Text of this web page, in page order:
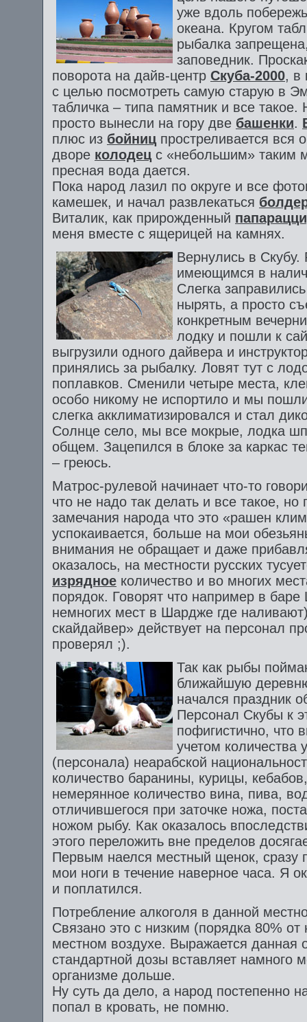
уже вдоль
океана. Кругом
рыбалка
заповедник.
поворота на дайв-центр Скуба-2000, в
с целью посмотреть самую старую в
табличка – типа памятник и все
просто вынесли на гору две башенки.
плюс из бойниц простреливается вся
дворе колодец с «небольшим» таким
пресная вода дается.
Пока народ лазил по округе и все
камешек, и начал развлекаться
Виталик, как прирожденный
меня вместе с ящерицей на камнях.
Вернулись в
имеющимся в
Слегка
нырять, а просто
конкретным
лодку и пошли к
выгрузили одного дайвера и
принялись за рыбалку. Ловят тут с
поплавков. Сменили четыре места,
особо никому не испортило и мы
слегка акклиматизировался и стал
Солнце село, мы все мокрые, лодка
общем. Зацепился в блоке за каркас
– греюсь.
Матрос-рулевой начинает что-то
что не надо так делать и все такое, но
замечания народа что это «рашен
успокаивается, больше на мои
внимания не обращает и даже
оказалось, на местности русских
изрядное количество и во многих
порядок. Говорят что например в
немногих мест в Шардже где
скайдайвер» действует на персонал
проверял ;).
Так как рыбы
ближайшую
начался праздник
Персонал Скубы к
пофигистично, что
учетом количества
(персонала) неарабской
количество баранины, курицы,
немерянное количество вина, пива,
отличившегося при заточке ножа,
ножом рыбу. Как оказалось
этого переложить вне пределов
Первым наелся местный щенок, сразу
мои ноги в течение наверное часа. Я
и поплатился.
Потребление алкоголя в данной
Связано это с низким (порядка 80%
местном воздухе. Выражается данная
стандартной дозы вставляет намного
организме дольше.
Ну суть да дело, а народ постепенно
попал в кровать, не помню.